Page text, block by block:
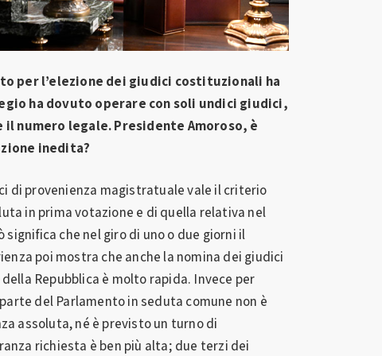
per l’elezione dei giudici costituzionali ha
ha dovuto operare con soli undici giudici,
numero legale. Presidente Amoroso, è
inedita?
di provenienza magistratuale vale il criterio
in prima votazione e di quella relativa nel
che nel giro di uno o due giorni il
poi mostra che anche la nomina dei giudici
Repubblica è molto rapida. Invece per
del Parlamento in seduta comune non è
assoluta, né è previsto un turno di
richiesta è ben più alta; due terzi dei